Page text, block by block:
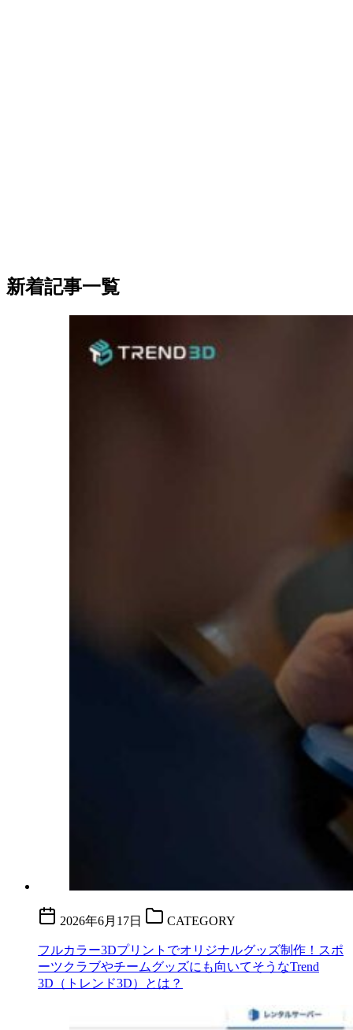
新着記事一覧
2026年6月17日 CATEGORY
フルカラー3Dプリントでオリジナルグッズ制作！スポ
ーツクラブやチームグッズにも向いてそうなTrend
3D（トレンド3D）とは？